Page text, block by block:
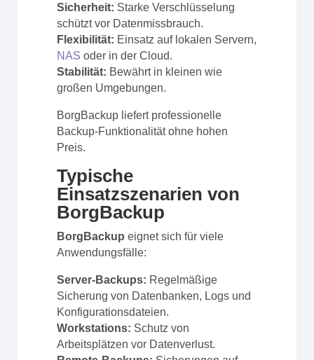
Sicherheit: Starke Verschlüsselung
schützt vor Datenmissbrauch.
Flexibilität: Einsatz auf lokalen Servern,
NAS oder in der Cloud.
Stabilität: Bewährt in kleinen wie
großen Umgebungen.
BorgBackup liefert professionelle
Backup-Funktionalität ohne hohen
Preis.
Typische
Einsatzszenarien von
BorgBackup
BorgBackup eignet sich für viele
Anwendungsfälle:
Server-Backups: Regelmäßige
Sicherung von Datenbanken, Logs und
Konfigurationsdateien.
Workstations: Schutz von
Arbeitsplätzen vor Datenverlust.